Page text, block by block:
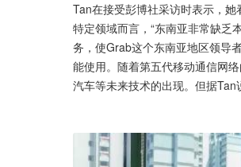
Tan在接受彭博社采访时表示，
特定领域而言，“东南亚非常缺乏
务，使Grab这个东南亚地区领导
能使用。随着第五代移动通信网
汽车等未来技术的出现。但据